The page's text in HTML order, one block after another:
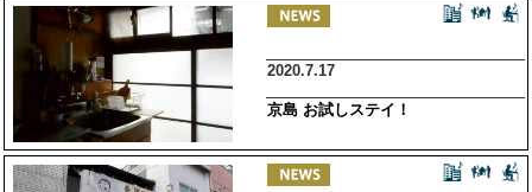
2020.7.17
京島 お試しステイ！